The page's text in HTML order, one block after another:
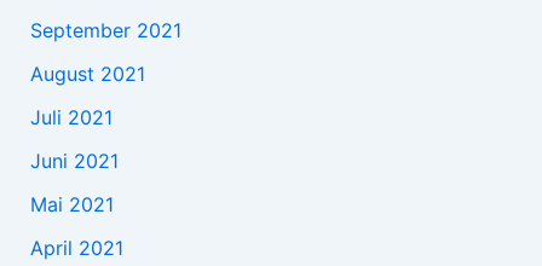
September 2021
August 2021
Juli 2021
Juni 2021
Mai 2021
April 2021